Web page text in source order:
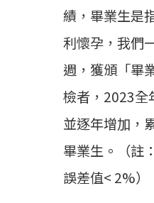
績，畢業生是
利懷孕，我們
週，獲頒「畢
檢者，2023全
並逐年增加，
畢業生。（註
誤差值< 2%）